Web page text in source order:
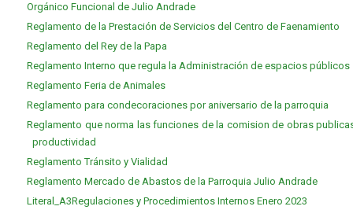
Orgánico Funcional de Julio Andrade
Reglamento de la Prestación de Servicios del Centro de Faenamiento
Reglamento del Rey de la Papa
Reglamento Interno que regula la Administración de espacios públicos
Reglamento Feria de Animales
Reglamento para condecoraciones por aniversario de la parroquia
Reglamento que norma las funciones de la comision de obras
productividad
Reglamento Tránsito y Vialidad
Reglamento Mercado de Abastos de la Parroquia Julio Andrade
Literal_A3Regulaciones y Procedimientos Internos Enero 2023